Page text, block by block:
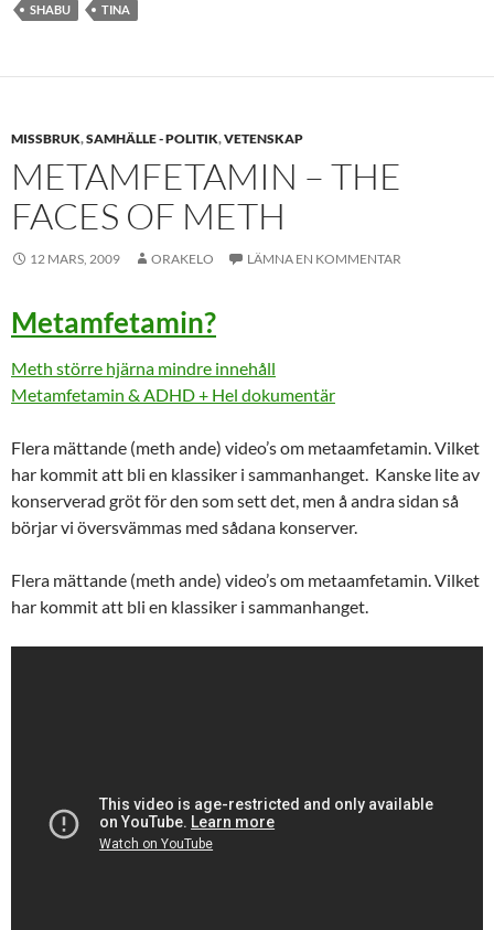
SHABU
TINA
MISSBRUK,SAMHÄLLE - POLITIK,VETENSKAP
METAMFETAMIN – THE
FACES OF METH
12 MARS, 2009 ORAKELO LÄMNA EN KOMMENTAR
Metamfetamin?
Meth större hjärna mindre innehåll
Metamfetamin & ADHD + Hel dokumentär
Flera mättande (meth ande) video’s om metaamfetamin. Vilket
har kommit att bli en klassiker i sammanhanget. Kanske lite av
konserverad gröt för den som sett det, men å andra sidan så
börjar vi översvämmas med sådana konserver.
Flera mättande (meth ande) video’s om metaamfetamin. Vilket
har kommit att bli en klassiker i sammanhanget.